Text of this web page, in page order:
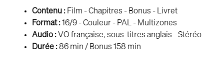
Contenu : Film - Chapitres - Bonus - Livret
Format :16/9 - Couleur - PAL - Multizones
Audio : VO française, sous-titres anglais - Stéréo
Durée :86 min / Bonus 158 min